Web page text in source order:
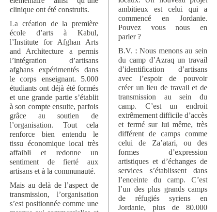
clinique ont été construits.
La création de la première
école d’arts à Kabul,
l’Institute for Afghan Arts
and Architecture a permis
l’intégration d’artisans
afghans expérimentés dans
le corps enseignant. 5.000
étudiants ont déjà été formés
et une grande partie s’établit
à son compte ensuite, parfois
grâce au soutien de
l’organisation. Tout cela
renforce bien entendu le
tissu économique local très
affaibli et redonne un
sentiment de fierté aux
artisans et à la communauté.
Mais au delà de l’aspect de
transmission, l’organisation
s’est positionnée comme une
ambitieux est celui qui a
commencé en Jordanie.
Pouvez vous nous en
parler ?
B.V. : Nous menons au sein
du camp d’Azraq un travail
d’identification d’artisans
avec l’espoir de pouvoir
créer un lieu de travail et de
transmission au sein du
camp. C’est un endroit
extrêmement difficile d’accès
et fermé sur lui même, très
différent de camps comme
celui de Za’atari, ou des
formes d’expression
artistiques et d’échanges de
services s’établissent dans
l’enceinte du camp. C’est
l’un des plus grands camps
de réfugiés syriens en
Jordanie, plus de 80.000